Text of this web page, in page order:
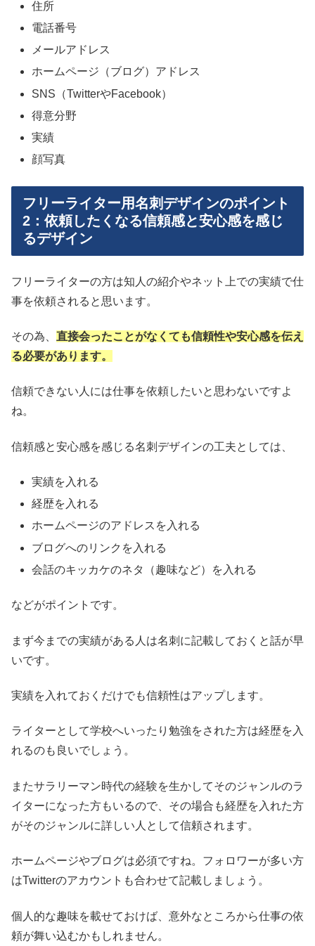
住所
電話番号
メールアドレス
ホームページ（ブログ）アドレス
SNS（TwitterやFacebook）
得意分野
実績
顔写真
フリーライター用名刺デザインのポイント
2：依頼したくなる信頼感と安心感を感じ
るデザイン
フリーライターの方は知人の紹介やネット上での実績で仕
事を依頼されると思います。
その為、 直接会ったことがなくても信頼性や安心感を伝え
る必要があります。
信頼できない人には仕事を依頼したいと思わないですよ
ね。
信頼感と安心感を感じる名刺デザインの工夫としては、
実績を入れる
経歴を入れる
ホームページのアドレスを入れる
ブログへのリンクを入れる
会話のキッカケのネタ（趣味など）を入れる
などがポイントです。
まず今までの実績がある人は名刺に記載しておくと話が早
いです。
実績を入れておくだけでも信頼性はアップします。
ライターとして学校へいったり勉強をされた方は経歴を入
れるのも良いでしょう。
またサラリーマン時代の経験を生かしてそのジャンルのラ
イターになった方もいるので、その場合も経歴を入れた方
がそのジャンルに詳しい人として信頼されます。
ホームページやブログは必須ですね。フォロワーが多い方
はTwitterのアカウントも合わせて記載しましょう。
個人的な趣味を載せておけば、意外なところから仕事の依
頼が舞い込むかもしれません。